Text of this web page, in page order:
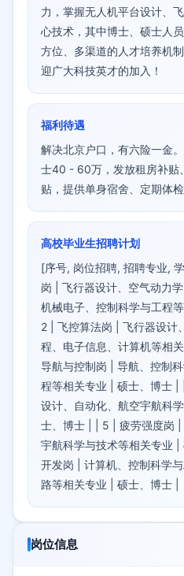
力，掌握无人机平台设计、
心技术，其中博士、硕士人
方位、多渠道的人才培养机
迎广大科技英才的加入！
福利待遇
解决北京户口，有六险一金
士40 - 60万，发放租房补贴
贴，提供单身宿舍、定期体检
高校毕业生招聘计划
[序号, 岗位招聘, 招聘专业,
岗 | 飞行器设计、空气动力
机械电子、控制科学与工程
2 | 飞控算法岗 | 飞行器设计
程、电子信息、计算机等相
导航与控制岗 | 导航、控制
程等相关专业 | 硕士、博士
设计、自动化、航空宇航科
士、博士 | | 5 | 疲劳强度岗 |
宇航科学与技术等相关专业
开发岗 | 计算机、控制科学
路等相关专业 | 硕士、博士 |
岗位信息